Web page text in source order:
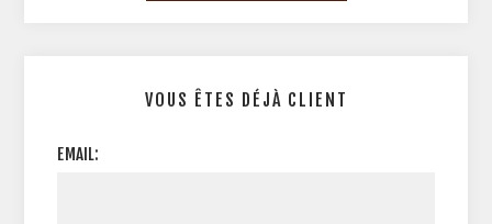
VOUS ÊTES DÉJÀ CLIENT
EMAIL: